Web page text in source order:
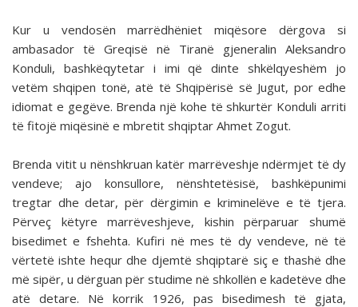
Kur u vendosën marrëdhëniet miqësore dërgova si
ambasador të Greqisë në Tiranë gjeneralin Aleksandro
Konduli, bashkëqytetar i imi që dinte shkëlqyeshëm jo
vetëm shqipen tonë, atë të Shqipërisë së Jugut, por edhe
idiomat e gegëve. Brenda një kohe të shkurtër Konduli arriti
të fitojë miqësinë e mbretit shqiptar Ahmet Zogut.
Brenda vitit u nënshkruan katër marrëveshje ndërmjet të dy
vendeve; ajo konsullore, nënshtetësisë, bashkëpunimi
tregtar dhe detar, për dërgimin e kriminelëve e të tjera.
Përveç këtyre marrëveshjeve, kishin përparuar shumë
bisedimet e fshehta. Kufiri në mes të dy vendeve, në të
vërtetë ishte hequr dhe djemtë shqiptarë siç e thashë dhe
më sipër, u dërguan për studime në shkollën e kadetëve dhe
atë detare. Në korrik 1926, pas bisedimesh të gjata,